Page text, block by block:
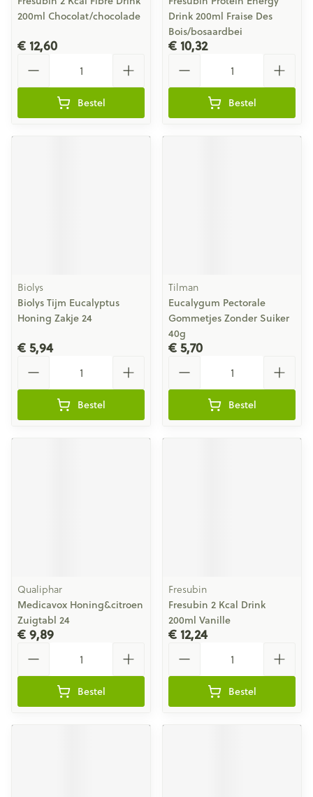
200ml Chocolat/chocolade
€ 12,60
Bestel
Drink 200ml Fraise Des
Bois/bosaardbei
€ 10,32
Bestel
Biolys
Biolys Tijm Eucalyptus
Honing Zakje 24
€ 5,94
Bestel
Tilman
Eucalygum Pectorale
Gommetjes Zonder Suiker
40g
€ 5,70
Bestel
Qualiphar
Medicavox Honing&citroen
Zuigtabl 24
€ 9,89
Bestel
Fresubin
Fresubin 2 Kcal Drink
200ml Vanille
€ 12,24
Bestel